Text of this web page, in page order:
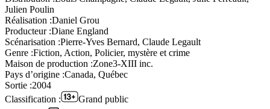
Julien Poulin
Réalisation :Daniel Grou
Producteur :Diane England
Scénarisation :Pierre-Yves Bernard, Claude Legault
Genre :Fiction, Action, Policier, mystère et crime
Maison de production :Zone3-XIII inc.
Pays d’origine :Canada, Québec
Sortie :2004
Classification :
Grand public